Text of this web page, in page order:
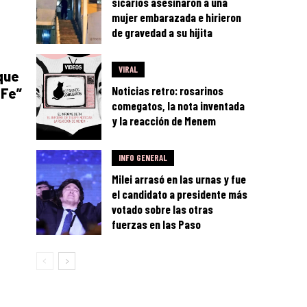
mujer embarazada e hirieron
de gravedad a su hijita
VIRAL
Noticias retro: rosarinos
comegatos, la nota inventada
y la reacción de Menem
INFO GENERAL
Milei arrasó en las urnas y fue
el candidato a presidente más
votado sobre las otras
fuerzas en las Paso